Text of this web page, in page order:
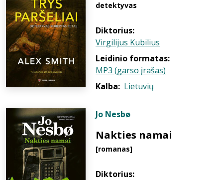
detektyvas
Diktorius:
Virgilijus Kubilius
Leidinio formatas:
MP3 (garso įrašas)
Kalba: Lietuvių
Jo Nesbø
Nakties namai
[romanas]
Diktorius: